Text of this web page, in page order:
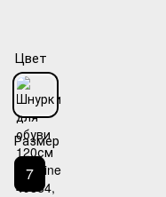
Цвет
Размер
7